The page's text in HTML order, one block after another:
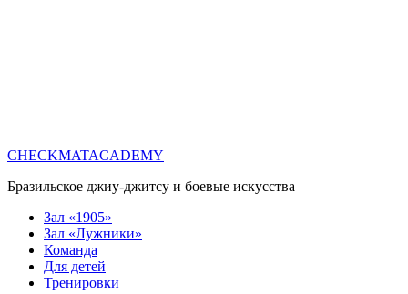
CHECKMATACADEMY
Бразильское джиу-джитсу и боевые искусства
Зал «1905»
Зал «Лужники»
Команда
Для детей
Тренировки